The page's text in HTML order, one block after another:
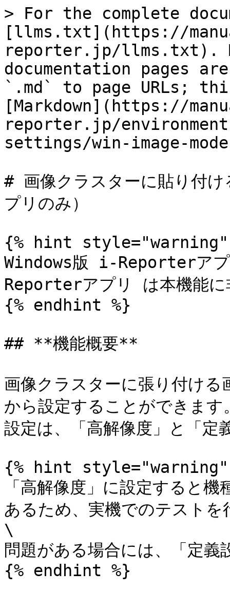
> For the complete
[llms.txt](https://
reporter.jp/llms.txt).
documentation pages
`.md` to page URLs;
[Markdown](https://
reporter.jp/
settings/win-image-
# 画像クラスターに貼り付け
プリのみ）
{% hint style="warning"
Windows版 i-Reporterア
Reporterアプリ は本機能に
{% endhint %}
## **機能概要**
画像クラスターに張り付け
から設定することができま
設定は、「高解像度」と「定
{% hint style="warning"
「高解像度」に設定すると
あるため、実機でのテスト
\
問題がある場合には、「定
{% endhint %}